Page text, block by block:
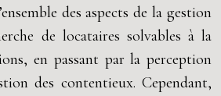
des aspects de la gestion
de locataires solvables à la
en passant par la perception
des contentieux. Cependant,